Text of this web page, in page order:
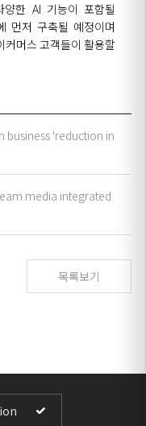
양한 AI 기능이 포함될
먼저 구축될 예정이며
커머스 고객들이 활용할
business 'reduction in
media integrated
목록보기